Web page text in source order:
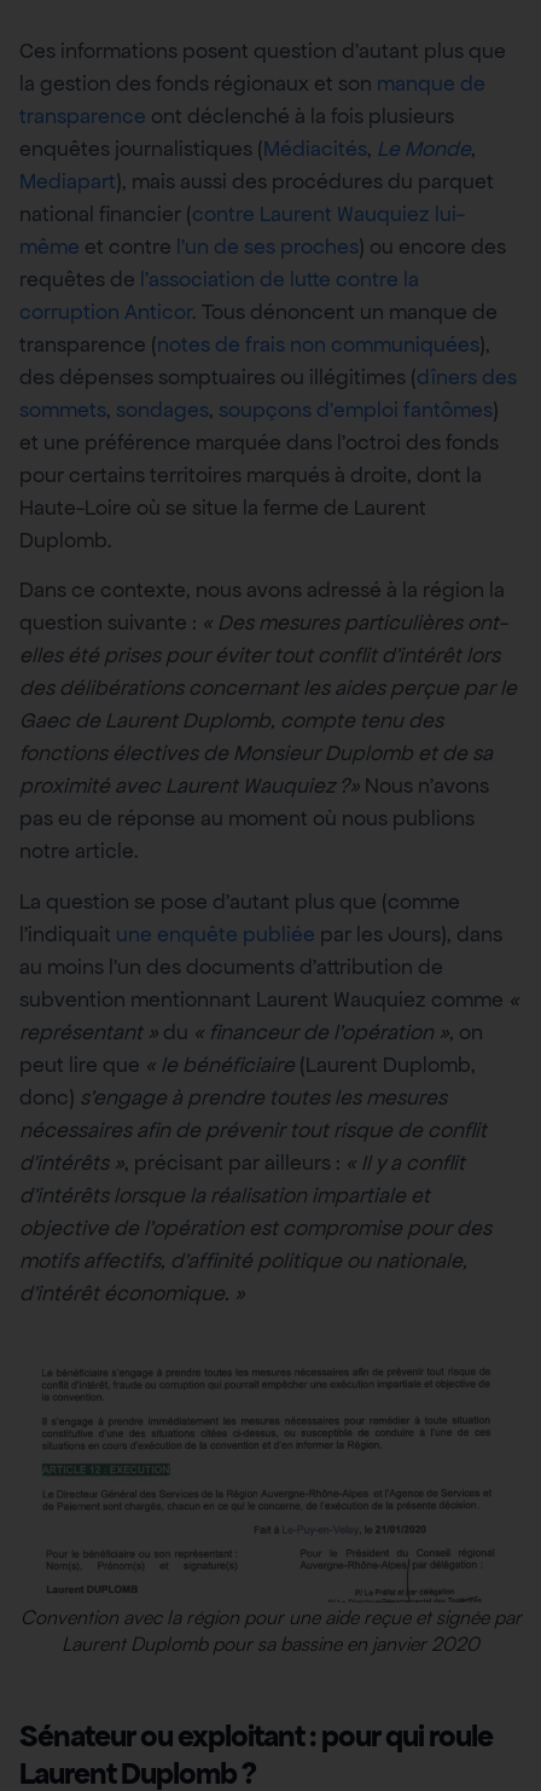
Ces informations posent question d’autant plus que
la gestion des fonds régionaux et son manque de
transparence ont déclenché à la fois plusieurs
enquêtes journalistiques (Médiacités, Le Monde,
Mediapart), mais aussi des procédures du parquet
national financier (contre Laurent Wauquiez lui-
même et contre l’un de ses proches) ou encore des
requêtes de l’association de lutte contre la
corruption Anticor. Tous dénoncent un manque de
transparence (notes de frais non communiquées),
des dépenses somptuaires ou illégitimes (dîners des
sommets, sondages, soupçons d’emploi fantômes)
et une préférence marquée dans l’octroi des fonds
pour certains territoires marqués à droite, dont la
Haute-Loire où se situe la ferme de Laurent
Duplomb.
Dans ce contexte, nous avons adressé à la région la
question suivante : « Des mesures particulières ont-
elles été prises pour éviter tout conflit d’intérêt lors
des délibérations concernant les aides perçue par le
Gaec de Laurent Duplomb, compte tenu des
fonctions électives de Monsieur Duplomb et de sa
proximité avec Laurent Wauquiez ?» Nous n’avons
pas eu de réponse au moment où nous publions
notre article.
La question se pose d’autant plus que (comme
l’indiquait une enquête publiée par les Jours), dans
au moins l’un des documents d’attribution de
subvention mentionnant Laurent Wauquiez comme «
représentant » du « financeur de l’opération », on
peut lire que « le bénéficiaire (Laurent Duplomb,
donc) s’engage à prendre toutes les mesures
nécessaires afin de prévenir tout risque de conflit
d’intérêts », précisant par ailleurs : « Il y a conflit
d’intérêts lorsque la réalisation impartiale et
objective de l’opération est compromise pour des
motifs affectifs, d’affinité politique ou nationale,
d’intérêt économique. »
Convention avec la région pour une aide reçue et signée par
Laurent Duplomb pour sa bassine en janvier 2020
Sénateur ou exploitant : pour qui roule
Laurent Duplomb ?